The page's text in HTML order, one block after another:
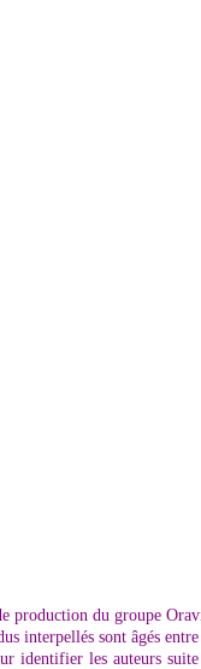
production du groupe
interpellés sont âgés
identifier les auteurs